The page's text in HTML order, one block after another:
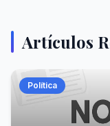
Artículos
Política